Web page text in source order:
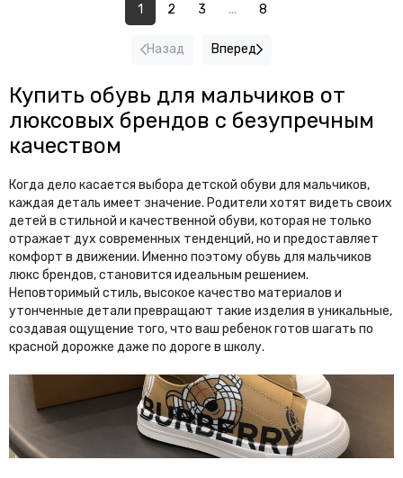
Назад
1 2 3 ... 8
Вперед
Купить обувь для мальчиков от
люксовых брендов с безупречным
качеством
Когда дело касается выбора детской обуви для мальчиков,
каждая деталь имеет значение. Родители хотят видеть своих
детей в стильной и качественной обуви, которая не только
отражает дух современных тенденций, но и предоставляет
комфорт в движении. Именно поэтому обувь для мальчиков
люкс брендов, становится идеальным решением.
Неповторимый стиль, высокое качество материалов и
утонченные детали превращают такие изделия в уникальные,
создавая ощущение того, что ваш ребенок готов шагать по
красной дорожке даже по дороге в школу.